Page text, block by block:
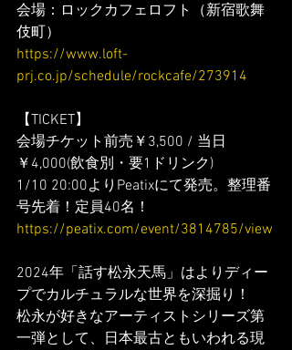
会場：ロックカフェロフト（新宿歌舞
伎町）
https://www.loft-
prj.co.jp/schedule/rockcafe/273914
【TICKET】
会場チケット前売￥3,500 / 当日
￥4,000(飲食別・要1ドリンク)
1/10 20:00よりPeatixにて発売。整理番
号先着！定員40名！
https://peatix.com/event/3814785/view
2024年「話す松永天馬」はよりディー
プでカルチュラルな世界を深掘り！
松永が好きなアーティストシリーズ第
一弾として、日本最古ともいわれる現